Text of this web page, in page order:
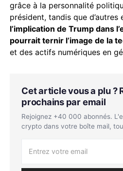
grâce à la personnalité
président, tandis que d’autres
l’implication de Trump dans
pourrait ternir l’image de la
et des actifs numériques en
Cet article vous a plu ?
prochains par email
Rejoignez +40 000 abonnés.
crypto dans votre boîte mail,